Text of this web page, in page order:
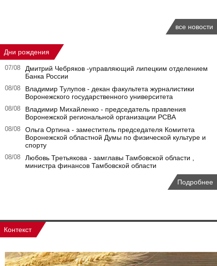
все новости
Дни рождения
07/08
Дмитрий Чебряков -управляющий липецким отделением
Банка России
08/08
Владимир Тулупов - декан факультета журналистики
Воронежского государственного университета
08/08
Владимир Михайленко - председатель правления
Воронежской региональной организации РСВА
08/08
Ольга Ортина - заместитель председателя Комитета
Воронежской областной Думы по физической культуре и
спорту
08/08
Любовь Третьякова - замглавы Тамбовской области ,
министра финансов Тамбовской области
Подробнее
Контекст